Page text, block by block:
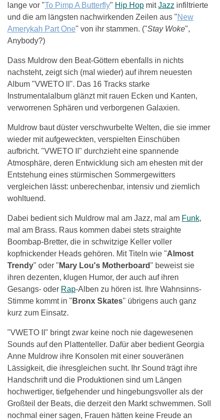
lange vor "To Pimp A Butterfly" Hip Hop mitJazz infiltrierte
und die am längsten nachwirkenden Zeilen aus "New
Amerykah Part One" von ihr stammen. ("Stay Woke",
Anybody?)
Dass Muldrow den Beat-Göttern ebenfalls in nichts
nachsteht, zeigt sich (mal wieder) auf ihrem neuesten
Album "VWETO II". Das 16 Tracks starke
Instrumentalalbum glänzt mit rauen Ecken und Kanten,
verworrenen Sphären und verborgenen Galaxien.
Muldrow baut düster verschwurbelte Welten, die sie immer
wieder mit aufgeweckten, verspielten Einschüben
aufbricht. "VWETO II" durchzieht eine spannende
Atmosphäre, deren Entwicklung sich am ehesten mit der
Entstehung eines stürmischen Sommergewitters
vergleichen lässt: unberechenbar, intensiv und ziemlich
wohltuend.
Dabei bedient sich Muldrow mal am Jazz, mal am Funk,
mal am Brass. Raus kommen dabei stets straighte
Boombap-Bretter, die in schwitzige Keller voller
kopfnickender Heads gehören. Mit Titeln wie "Almost
Trendy" oder " Mary Lou's Motherboard" beweist sie
ihren dezenten, klugen Humor, der auch auf ihren
Gesangs- oder Rap-Alben zu hören ist. Ihre Wahnsinns-
Stimme kommt in " Bronx Skates" übrigens auch ganz
kurz zum Einsatz.
"VWETO II" bringt zwar keine noch nie dagewesenen
Sounds auf den Plattenteller. Dafür aber bedient Georgia
Anne Muldrow ihre Konsolen mit einer souveränen
Lässigkeit, die ihresgleichen sucht. Ihr Sound trägt ihre
Handschrift und die Produktionen sind um Längen
hochwertiger, tiefgehender und hingebungsvoller als der
Großteil der Beats, die derzeit den Markt schwemmen. Soll
nochmal einer sagen, Frauen hätten keine Freude an